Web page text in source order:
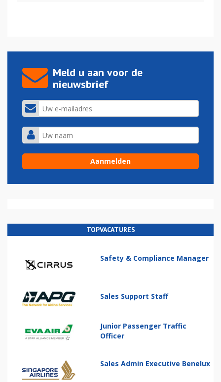
Meld u aan voor de
nieuwsbrief
TOPVACATURES
Safety & Compliance Manager
Sales Support Staff
Junior Passenger Traffic
Officer
Sales Admin Executive Benelux